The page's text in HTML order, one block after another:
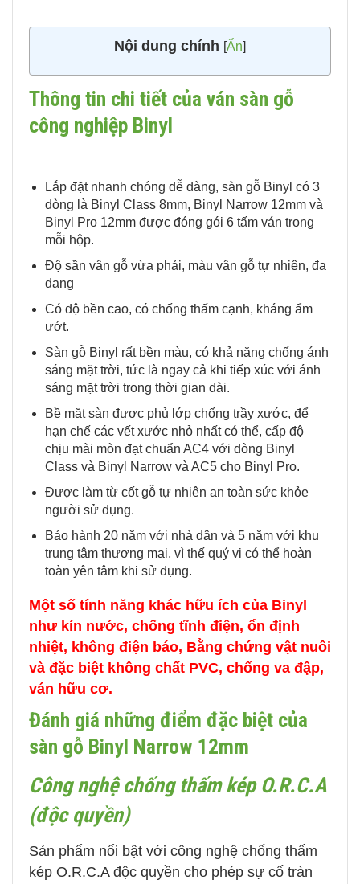
Nội dung chính [Ẩn]
Thông tin chi tiết của ván sàn gỗ
công nghiệp Binyl
Lắp đặt nhanh chóng dễ dàng, sàn gỗ Binyl có 3
dòng là Binyl Class 8mm, Binyl Narrow 12mm và
Binyl Pro 12mm được đóng gói 6 tấm ván trong
mỗi hộp.
Độ sần vân gỗ vừa phải, màu vân gỗ tự nhiên, đa
dạng
Có độ bền cao, có chống thấm cạnh, kháng ẩm
ướt.
Sàn gỗ Binyl rất bền màu, có khả năng chống ánh
sáng mặt trời, tức là ngay cả khi tiếp xúc với ánh
sáng mặt trời trong thời gian dài.
Bề mặt sàn được phủ lớp chống trầy xước, để
hạn chế các vết xước nhỏ nhất có thể, cấp độ
chịu mài mòn đạt chuẩn AC4 với dòng Binyl
Class và Binyl Narrow và AC5 cho Binyl Pro.
Được làm từ cốt gỗ tự nhiên an toàn sức khỏe
người sử dụng.
Bảo hành 20 năm với nhà dân và 5 năm với khu
trung tâm thương mại, vì thế quý vị có thể hoàn
toàn yên tâm khi sử dụng.
Một số tính năng khác hữu ích của Binyl
như kín nước, chống tĩnh điện, ổn định
nhiệt, không điện báo, Bằng chứng vật nuôi
và đặc biệt không chất PVC, chống va đập,
ván hữu cơ.
Đánh giá những điểm đặc biệt của
sàn gỗ Binyl Narrow 12mm
Công nghệ chống thấm kép O.R.C.A
(độc quyền)
Sản phẩm nổi bật với công nghệ chống thấm
kép O.R.C.A độc quyền cho phép sự cố tràn